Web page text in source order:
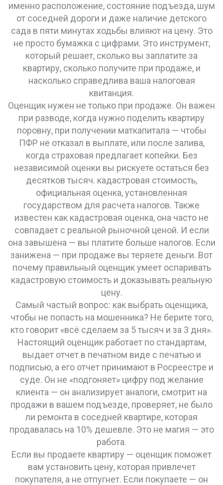
именно расположение, состояние подъезда, шум
от соседней дороги и даже наличие детского
сада в пяти минутах ходьбы влияют на цену. Это
не просто бумажка с цифрами. Это инструмент,
который решает, сколько вы заплатите за
квартиру, сколько получите при продаже, и
насколько справедлива ваша налоговая
квитанция.
Оценщик нужен не только при продаже. Он важен
при разводе, когда нужно поделить квартиру
поровну, при получении маткапитала — чтобы
ПФР не отказал в выплате, или после залива,
когда страховая предлагает копейки. Без
независимой оценки вы рискуете остаться без
десятков тысяч. кадастровая стоимость,
официальная оценка, установленная
государством для расчета налогов. Также
известен как кадастровая оценка, она часто не
совпадает с реальной рыночной ценой. И если
она завышена — вы платите больше налогов. Если
занижена — при продаже вы теряете деньги. Вот
почему правильный оценщик умеет оспаривать
кадастровую стоимость и доказывать реальную
цену.
Самый частый вопрос: как выбрать оценщика,
чтобы не попасть на мошенника? Не берите того,
кто говорит «всё сделаем за 5 тысяч и за 3 дня».
Настоящий оценщик работает по стандартам,
выдает отчет в печатном виде с печатью и
подписью, а его отчет принимают в Росреестре и
суде. Он не «подгоняет» цифру под желание
клиента — он анализирует аналоги, смотрит на
продажи в вашем подъезде, проверяет, не было
ли ремонта в соседней квартире, которая
продавалась на 10% дешевле. Это не магия — это
работа.
Если вы продаете квартиру — оценщик поможет
вам установить цену, которая привлечет
покупателя, а не отпугнет. Если покупаете — он